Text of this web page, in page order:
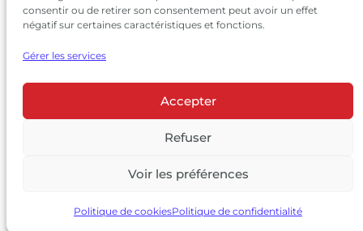
consentir ou de retirer son consentement peut avoir un effet
négatif sur certaines caractéristiques et fonctions.
Gérer les services
Accepter
Refuser
Voir les préférences
Politique de cookiesPolitique de confidentialité
© 2026 Château Larrivet Haut-Brion |
Mentions légales|Politique de confidentialité
|CGV
L’ABUS D’ALCOOL EST DANGEREUX POUR LA SANTÉ, À